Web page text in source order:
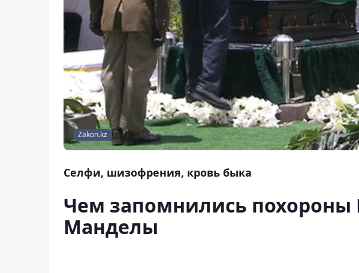
Zakon.kz
Селфи, шизофрения, кровь быка
Чем запомнились похороны
Манделы